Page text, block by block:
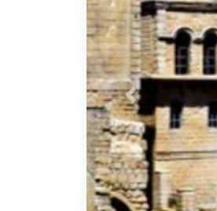
Previous